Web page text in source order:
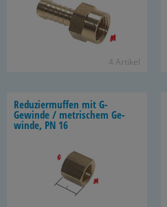
4 Ar­ti­kel
Re­du­zier­muf­fen mit G-​
Gewinde / me­tri­schem Ge­
win­de, PN 16